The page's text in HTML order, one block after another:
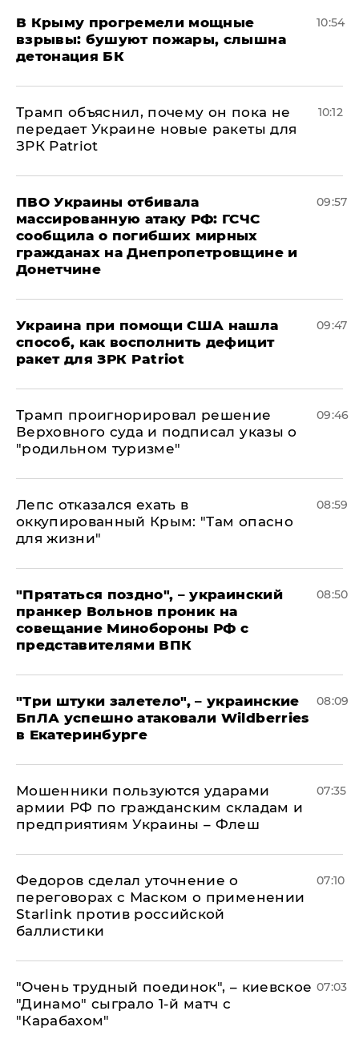
В Крыму прогремели мощные
взрывы: бушуют пожары, слышна
детонация БК
10:54
Трамп объяснил, почему он пока не
передает Украине новые ракеты для
ЗРК Patriot
10:12
ПВО Украины отбивала
массированную атаку РФ: ГСЧС
сообщила о погибших мирных
гражданах на Днепропетровщине и
Донетчине
09:57
Украина при помощи США нашла
способ, как восполнить дефицит
ракет для ЗРК Patriot
09:47
Трамп проигнорировал решение
Верховного суда и подписал указы о
"родильном туризме"
09:46
Лепс отказался ехать в
оккупированный Крым: "Там опасно
для жизни"
08:59
"Прятаться поздно", – украинский
пранкер Вольнов проник на
совещание Минобороны РФ с
представителями ВПК
08:50
"Три штуки залетело", – украинские
БпЛА успешно атаковали Wildberries
в Екатеринбурге
08:09
Мошенники пользуются ударами
армии РФ по гражданским складам и
предприятиям Украины – Флеш
07:35
Федоров сделал уточнение о
переговорах с Маском о применении
Starlink против российской
баллистики
07:10
"Очень трудный поединок", – киевское
"Динамо" сыграло 1-й матч с
"Карабахом"
07:03